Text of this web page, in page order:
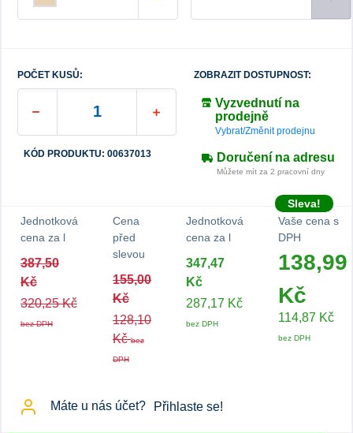
POČET KUSŮ:
KÓD PRODUKTU: 00637013
ZOBRAZIT DOSTUPNOST:
Vyzvednutí na
prodejně
Vybrat/Změnit prodejnu
Doručení na adresu
Můžete mít za 2 pracovní dny
Jednotková
cena za l
387,50
Kč
320,25 Kč
bez DPH
Cena
před
slevou
155,00
Kč
128,10
Kčbez
DPH
Jednotková
cena za l
347,47
Kč
287,17 Kč
bez DPH
Sleva!
Vaše cena s
DPH
138,99
Kč
114,87 Kč
bez DPH
Máte u nás účet? Přihlaste se!